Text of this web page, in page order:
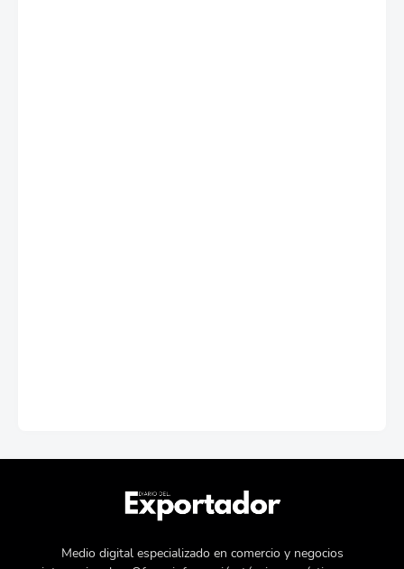
Medio digital especializado en comercio y negocios